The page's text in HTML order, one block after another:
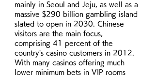
mainly in Seoul and Jeju, as well as a
massive $290 billion gambling island
slated to open in 2030. Chinese
visitors are the main focus,
comprising 41 percent of the
country's casino customers in 2012.
With many casinos offering much
lower minimum bets in VIP rooms